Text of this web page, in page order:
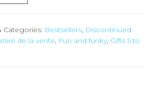
Categories: Bestsellers, Discontinued
de la vente, Fun and funky, Gifts 5 to